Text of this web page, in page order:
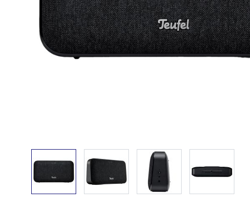
View larger imageView larger image